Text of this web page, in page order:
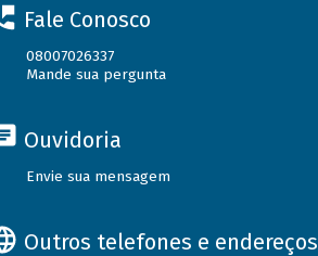
Fale Conosco
08007026337
Mande sua pergunta
Ouvidoria
Envie sua mensagem
Outros telefones e endereços